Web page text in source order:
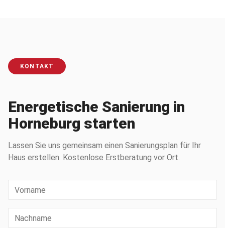
KONTAKT
Energetische Sanierung in
Horneburg starten
Lassen Sie uns gemeinsam einen Sanierungsplan für Ihr
Haus erstellen. Kostenlose Erstberatung vor Ort.